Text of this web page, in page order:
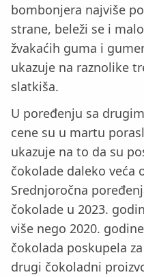
bombonjera najviše
strane, beleži se i
žvakaćih guma i
ukazuje na raznolike
slatkiša.
U poređenju sa
cene su u martu
ukazuje na to da su
čokolade daleko veća
Srednjoročna
čokolade u 2023.
više nego 2020.
čokolada poskupela
drugi čokoladni